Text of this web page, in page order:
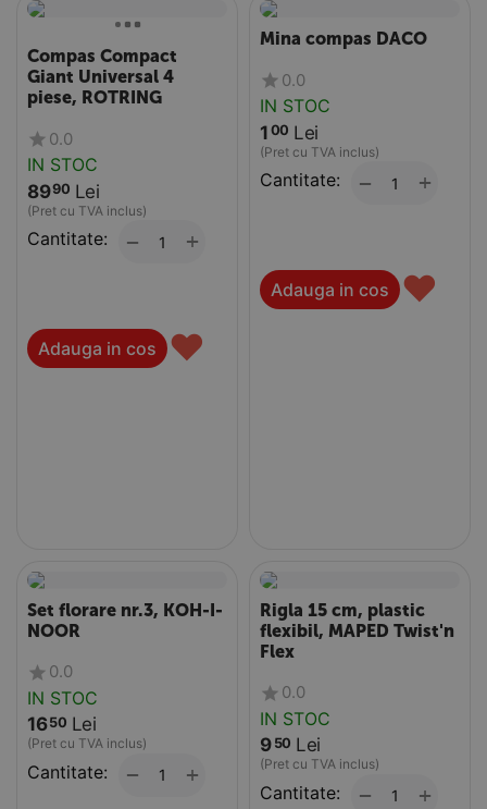
Compas Compact
Giant Universal 4
piese, ROTRING
0.0
IN STOC
8990 Lei
(Pret cu TVA inclus)
Cantitate: +
−
Adauga in cos ♥
Mina compas DACO
0.0
IN STOC
1 00 Lei
(Pret cu TVA inclus)
Cantitate: +
−
Adauga in cos ♥
Set florare nr.3, KOH-I-
NOOR
0.0
IN STOC
1650 Lei
(Pret cu TVA inclus)
Cantitate: +
−
Rigla 15 cm, plastic
flexibil, MAPED Twist'n
Flex
0.0
IN STOC
9 50 Lei
(Pret cu TVA inclus)
Cantitate: +
−